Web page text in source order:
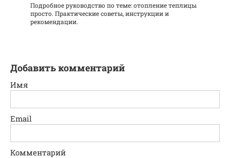
Подробное руководство по теме: отопление теплицы
просто. Практические советы, инструкции и
рекомендации.
Добавить комментарий
Имя
Email
Комментарий